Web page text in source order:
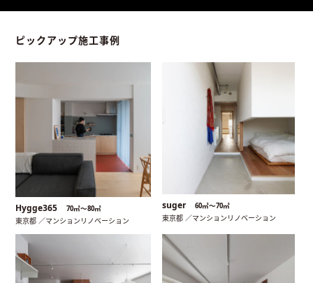
ピックアップ施工事例
Hygge365 70㎡〜80㎡
東京都 ／マンションリノベーション
suger 60㎡〜70㎡
東京都 ／マンションリノベーション